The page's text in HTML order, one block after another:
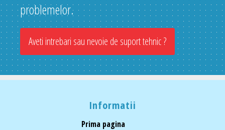
problemelor.
Aveti intrebari sau nevoie de suport tehnic ?
Informatii
Prima pagina